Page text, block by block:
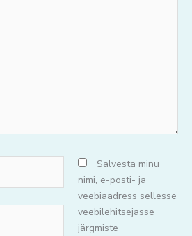
Salvesta minu
nimi, e-posti- ja
veebiaadress sellesse
veebilehitsejasse
järgmiste